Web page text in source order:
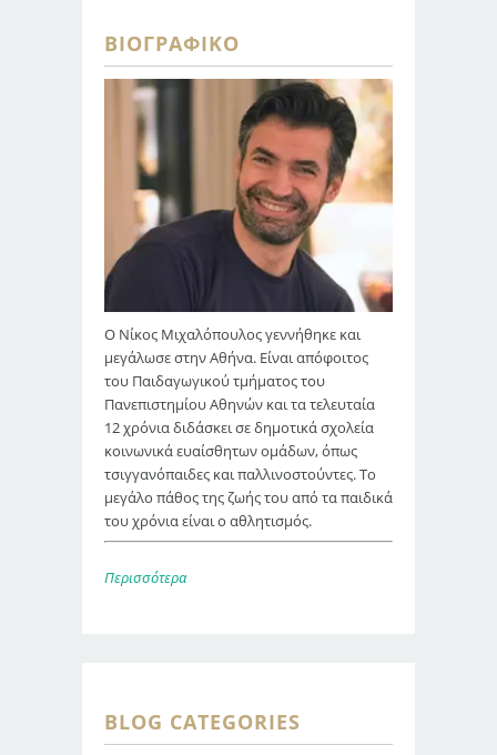
ΒΙΟΓΡΑΦΙΚΌ
Ο Νίκος Μιχαλόπουλος γεννήθηκε και
μεγάλωσε στην Αθήνα. Είναι απόφοιτος
του Παιδαγωγικού τμήματος του
Πανεπιστημίου Αθηνών και τα τελευταία
12 χρόνια διδάσκει σε δημοτικά σχολεία
κοινωνικά ευαίσθητων ομάδων, όπως
τσιγγανόπαιδες και παλλινοστούντες. Το
μεγάλο πάθος της ζωής του από τα παιδικά
του χρόνια είναι ο αθλητισμός.
Περισσότερα
BLOG CATEGORIES